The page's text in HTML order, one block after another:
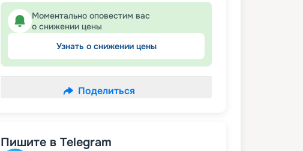
Моментально оповестим вас
о снижении цены
Узнать о снижении цены
Поделиться
Пишите в Telegram